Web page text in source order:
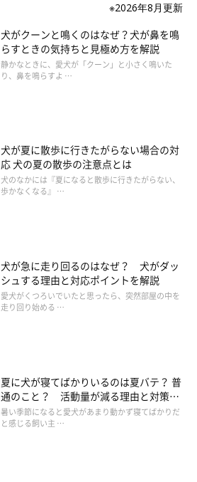
※2026年8月更新
犬がクーンと鳴くのはなぜ？犬が鼻を鳴
らすときの気持ちと見極め方を解説
静かなときに、愛犬が「クーン」と小さく鳴いた
り、鼻を鳴らすよ …
犬が夏に散歩に行きたがらない場合の対
応 犬の夏の散歩の注意点とは
犬のなかには『夏になると散歩に行きたがらない、
歩かなくなる』 …
犬が急に走り回るのはなぜ？ 犬がダッ
シュする理由と対応ポイントを解説
愛犬がくつろいでいたと思ったら、突然部屋の中を
走り回り始める …
夏に犬が寝てばかりいるのは夏バテ？ 普
通のこと？ 活動量が減る理由と対策と
は
暑い季節になると愛犬があまり動かず寝てばかりだ
と感じる飼い主 …